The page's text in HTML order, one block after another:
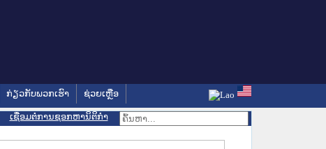
ກ່ຽວກັບພວກເຮົາ ຊ່ວຍເຫຼືອ
ເຊື່ອມຕໍ່ການຊອກຫານິຕິກຳ